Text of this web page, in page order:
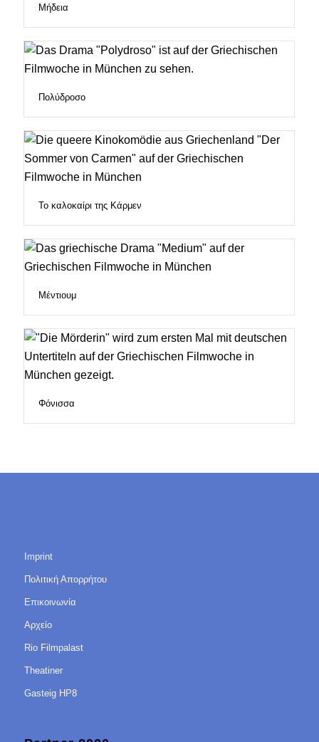
Μήδεια
Πολύδροσο
Το καλοκαίρι της Κάρμεν
Μέντιουμ
Φόνισσα
Imprint
Πολιτική Απορρήτου
Επικοινωνία
Αρχείο
Rio Filmpalast
Theatiner
Gasteig HP8